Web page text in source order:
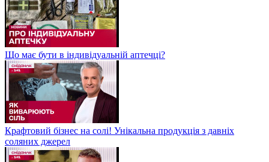
Що має бути в індивідуальній аптечці?
Крафтовий бізнес на солі! Унікальна продукція з давніх
соляних джерел